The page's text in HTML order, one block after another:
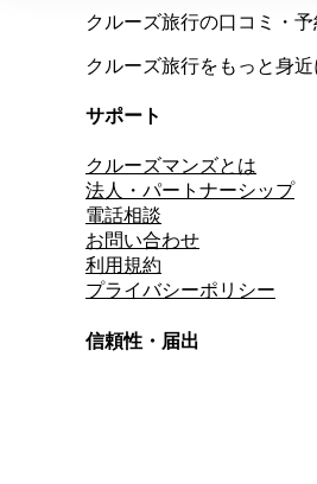
クルーズ旅行の口コミ・予
クルーズ旅行をもっと身近
サポート
クルーズマンズとは
法人・パートナーシップ
電話相談
お問い合わせ
利用規約
プライバシーポリシー
信頼性・届出